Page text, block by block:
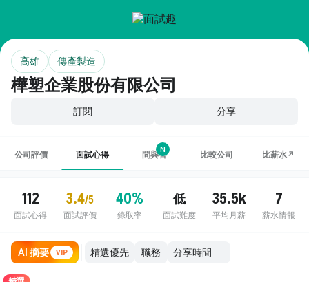
樺塑企業股份有限公司
高雄 傳產製造
訂閱 分享
公司評價 面試心得 問與答
N
比較公司 比薪水↗
112
面試心得
3.4/5
面試評價
40%
錄取率
低
面試難度
35.5k
平均月薪
7
薪水情報
AI 摘要 VIP 職務